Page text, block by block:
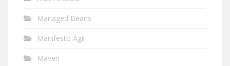
Managed Beans
Manifesto Ágil
Maven